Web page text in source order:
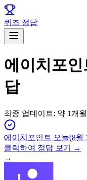
퀴즈 정답
에이치포인
답
최종 업데이트: 약 1개
에이치포인트 오늘(8월
클릭하여 정답 보기 →
→